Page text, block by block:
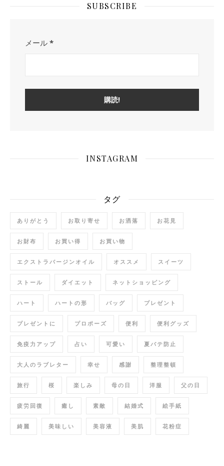
SUBSCRIBE
メール *
INSTAGRAM
タグ
ありがとう お取り寄せ お洒落 お花見
お財布 お買い得 お買い物
エクストラバージンオイル オススメ スイーツ
ストール ダイエット ネットショッピング
ハート ハートの形 バッグ プレゼント
プレゼントに プロポーズ 便利 便利グッズ
免疫力アップ 占い 可愛い 夏バテ防止
大人のラブレター 幸せ 感謝 整理整頓
旅行 桜 楽しみ 母の日 洋服 父の日
疲労回復 癒し 素敵 結婚式 絵手紙
綺麗 美味しい 美容液 美肌 花粉症